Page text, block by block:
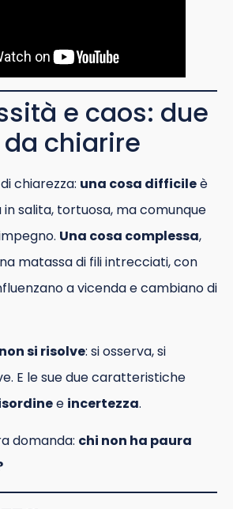
e caos: due
chiarire
chiarezza: una cosa difficileè
salita, tortuosa, ma comunque
Una cosa complessa,
matassa di fili intrecciati, con
a vicenda e cambiano di
si risolve: si osserva, si
E le sue due caratteristiche
e incertezza.
domanda: chi non ha paura